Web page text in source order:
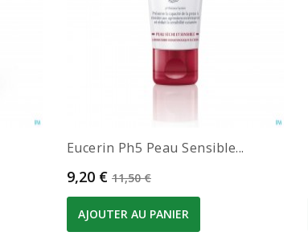
Eucerin Ph5 Peau Sensible...
Prix
9,20 € Prix de base
11,50 €
AJOUTER AU PANIER